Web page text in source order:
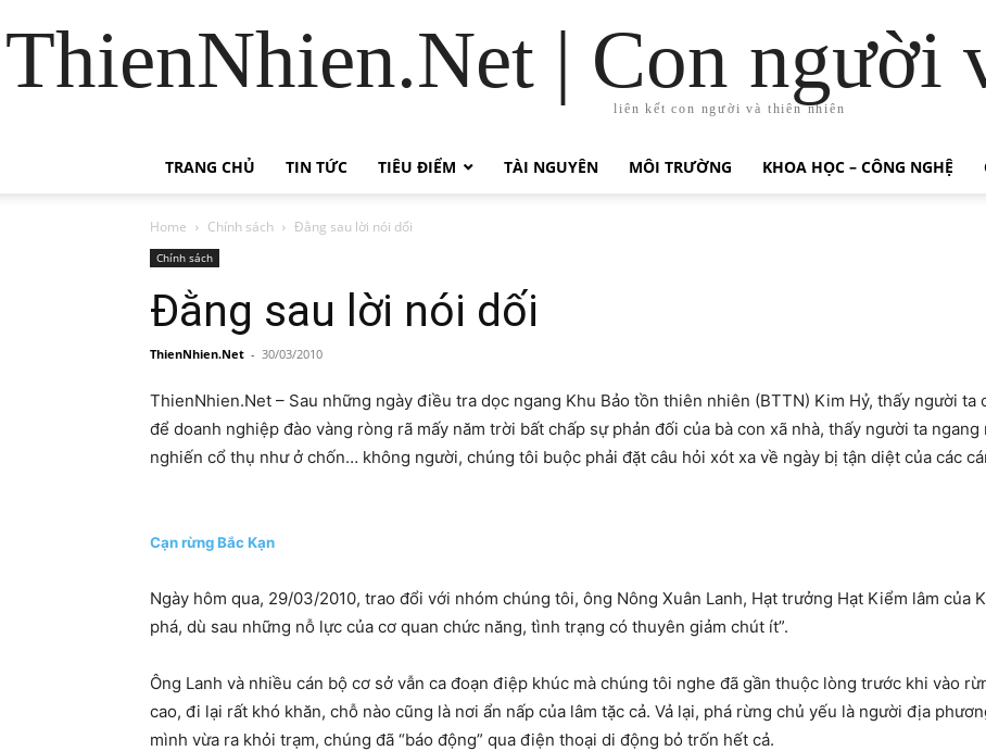
ThienNhien.Net | Con người
liên kết con người và thiên nhiên
TRANG CHỦ TIN TỨC TIÊU ĐIỂM TÀI NGUYÊN MÔI TRƯỜNG KHOA HỌC – CÔNG NGHỆ
Home Chính sách Đằng sau lời nói dối
Chính sách
Đằng sau lời nói dối
ThienNhien.Net - 30/03/2010
ThienNhien.Net – Sau những ngày điều tra dọc ngang Khu Bảo tồn thiên nhiên (BTTN) Kim Hỷ, thấy người
để doanh nghiệp đào vàng ròng rã mấy năm trời bất chấp sự phản đối của bà con xã nhà, thấy người ta
nghiến cổ thụ như ở chốn… không người, chúng tôi buộc phải đặt câu hỏi xót xa về ngày bị tận diệt của các
Cạn rừng Bắc Kạn
Ngày hôm qua, 29/03/2010, trao đổi với nhóm chúng tôi, ông Nông Xuân Lanh, Hạt trưởng Hạt Kiểm lâm của
phá, dù sau những nỗ lực của cơ quan chức năng, tình trạng có thuyên giảm chút ít”.
Ông Lanh và nhiều cán bộ cơ sở vẫn ca đoạn điệp khúc mà chúng tôi nghe đã gần thuộc lòng trước khi vào
cao, đi lại rất khó khăn, chỗ nào cũng là nơi ẩn nấp của lâm tặc cả. Vả lại, phá rừng chủ yếu là người địa
mình vừa ra khỏi trạm, chúng đã “báo động” qua điện thoại di động bỏ trốn hết cả.